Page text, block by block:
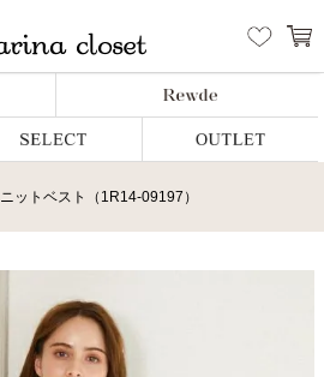
ニットベスト（1R14-09197）